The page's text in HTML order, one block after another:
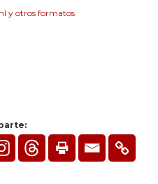
y otros formatos